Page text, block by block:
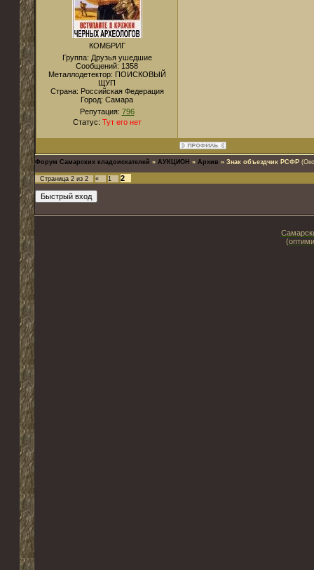
КОМБРИГ
Группа: Друзья ушедшие
Сообщений: 1358
Металлодетектор: ПОИСКОВЫЙ
ЩУП
Страна: Российская Федерация
Город: Cамара
Репутация: 796
Статус: Тут его нет
Форум Самарских кладоискателей » АУКЦИОН » Архив » Знак объездчик РСФР
Страница 2 из 2 « 1 2